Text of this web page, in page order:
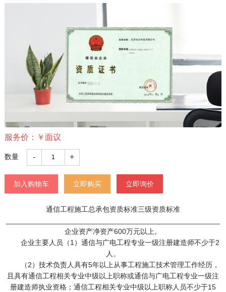
服务价： ￥面议
数量 - +
加入购物车 立即购买 立即询价
通信工程施工总承包资质标准三级资质标准
企业资产净资产600万元以上。
企业主要人员（1）通信与广电工程专业一级注册建造师不少于2
人。
（2）技术负责人具有5年以上从事工程施工技术管理工作经历，
且具有通信工程相关专业中级以上职称或通信与广电工程专业一级注
册建造师执业资格；通信工程相关专业中级以上职称人员不少于15